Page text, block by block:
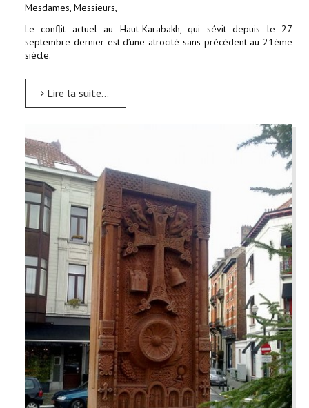
Mesdames, Messieurs,
Le conflit actuel au Haut-Karabakh, qui sévit depuis le 27
septembre dernier est d’une atrocité sans précédent au 21ème
siècle.
Lire la suite...